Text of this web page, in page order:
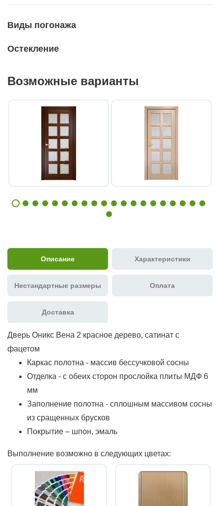
Виды погонажа
Остекление
Возможные варианты
Описание Характеристики
Нестандартные размеры Оплата
Доставка
Дверь Оникс Вена 2 красное дерево, сатинат с
фацетом
Каркас полотна - массив бессучковой сосны
Отделка - с обеих сторон прослойка плиты МДФ 6
мм
Заполнение полотна - сплошным массивом сосны
из сращенных брусков
Покрытие – шпон, эмаль
Выполнение возможно в следующих цветах: